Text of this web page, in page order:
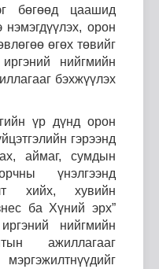
бөгөөд цаашид
нэмэгдүүлэх, орон
өгөх төвийг
нийгмийн
бэхжүүлэх
үр дүнд орон
гэрээнд
аймаг, сумдын
үнэлгээнд
хийх, хувийн
ба Хүний эрх”
нийгмийн
ажиллагааг